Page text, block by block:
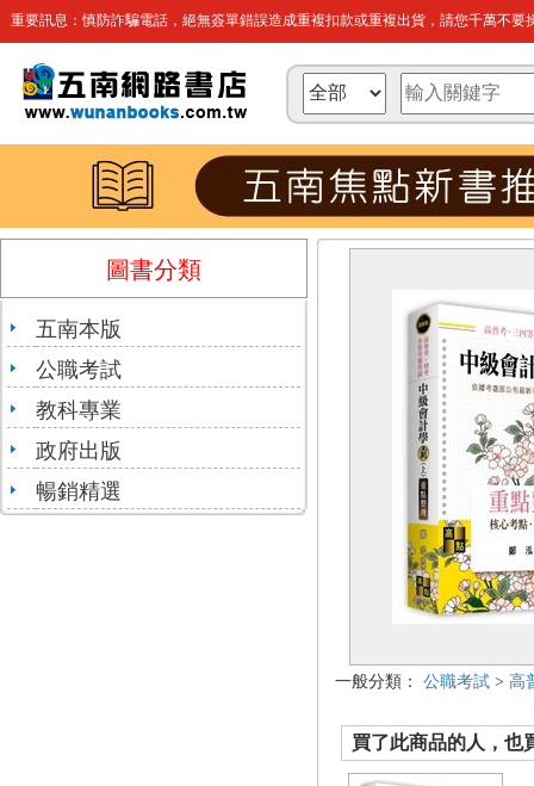
重要訊息：慎防詐騙電話，絕無簽單錯誤造成重複扣款或重複出貨，請您千萬不要
圖書分類
五南本版
公職考試
教科專業
政府出版
暢銷精選
一般分類： 公職考試 > 高
買了此商品的人，也